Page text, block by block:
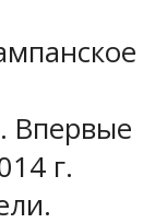
Впервые
г.